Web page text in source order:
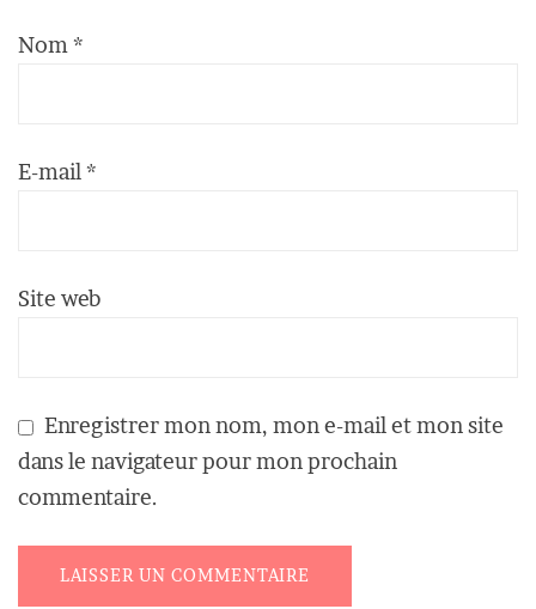
Nom *
E-mail *
Site web
Enregistrer mon nom, mon e-mail et mon site
dans le navigateur pour mon prochain
commentaire.